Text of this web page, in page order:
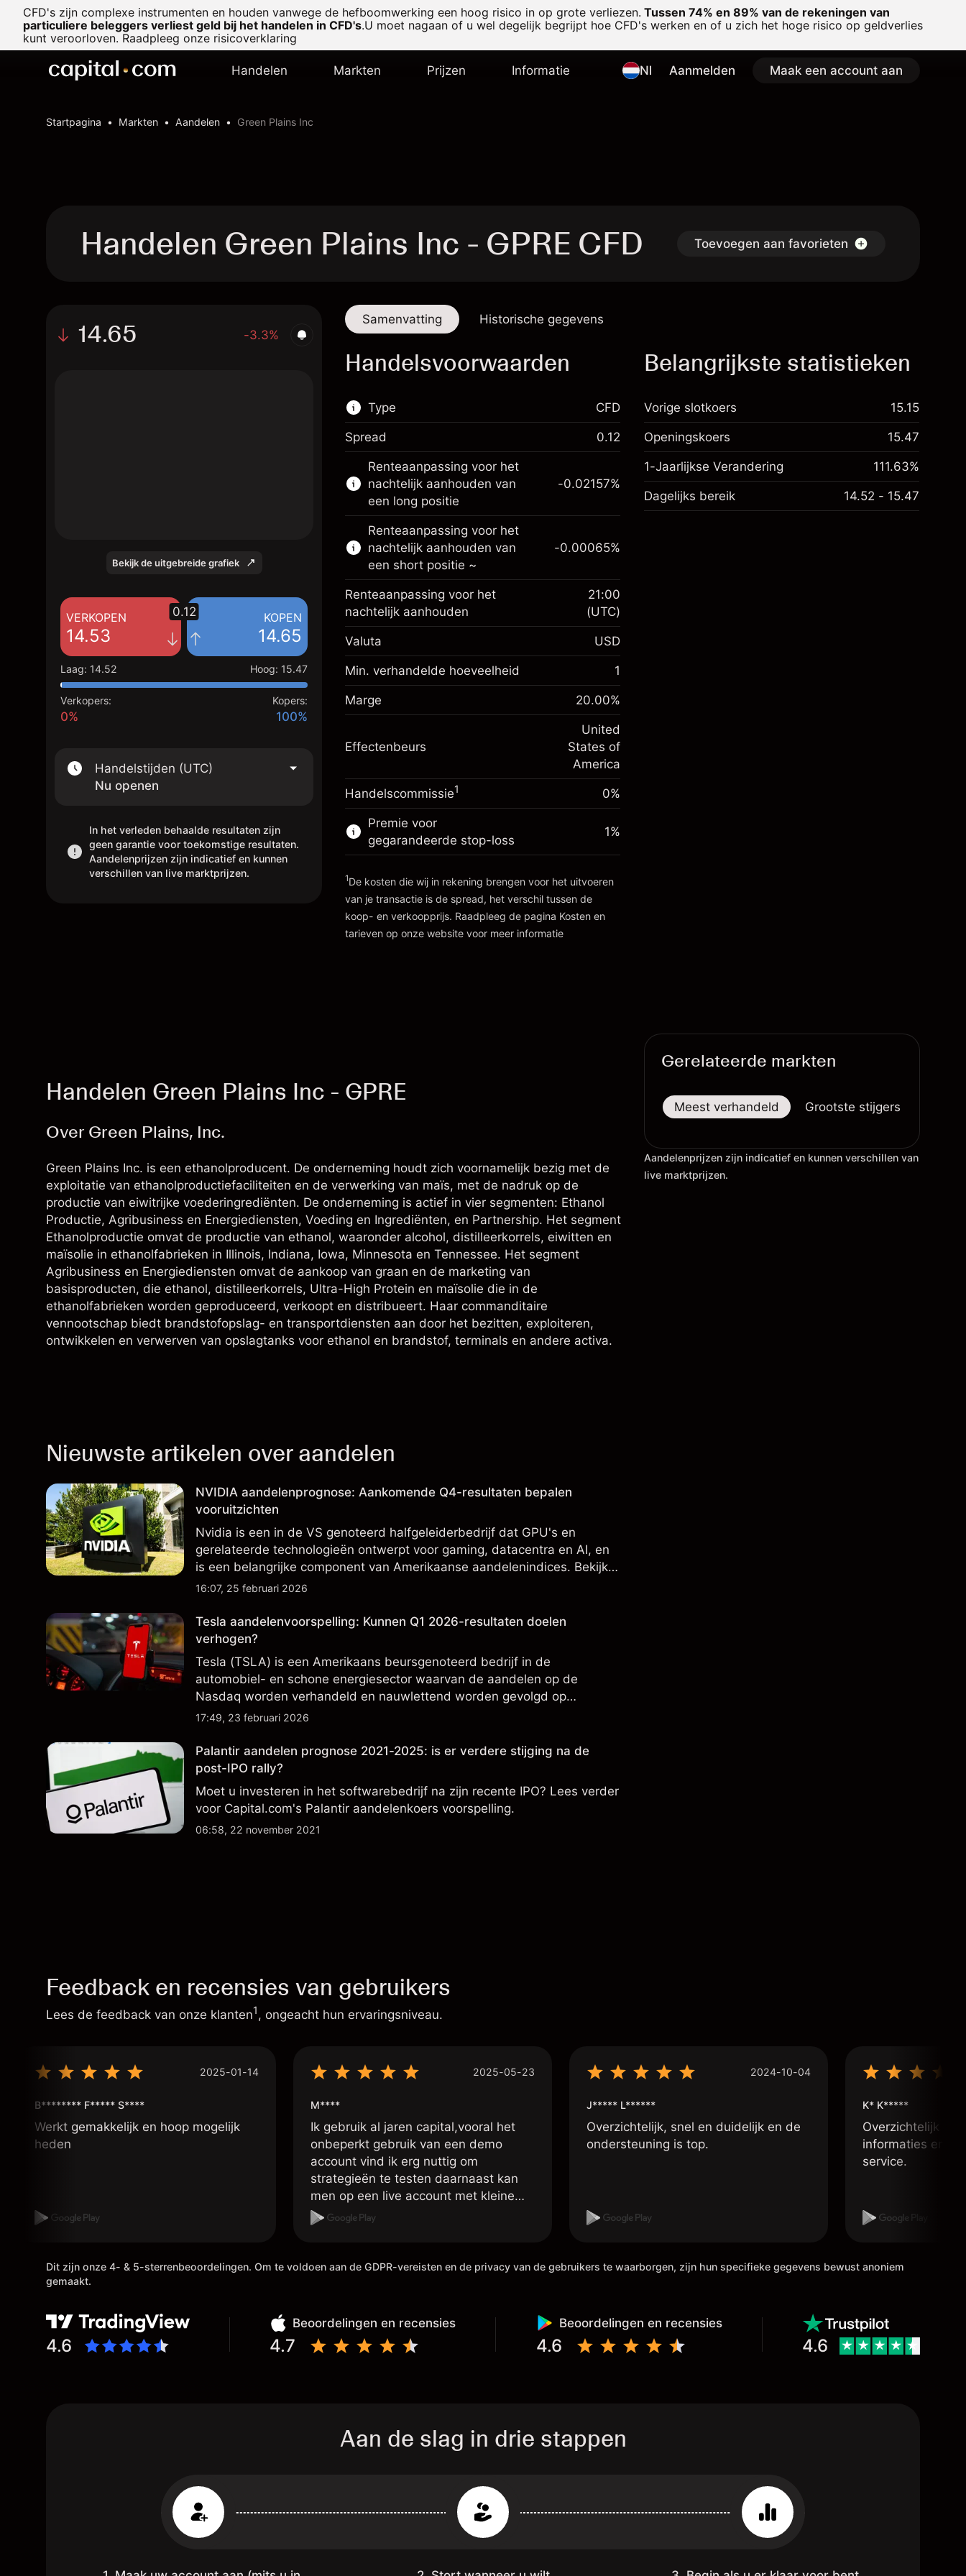
CFD's zijn complexe instrumenten en houden vanwege de hefboomwerking een hoog risico in op grote verliezen. Tussen 74% en 89% van de rekeningen van
particuliere beleggers verliest geld bij het handelen in CFD's.U moet nagaan of u wel degelijk begrijpt hoe CFD's werken en of u zich het hoge risico op geldverlies
kunt veroorloven. Raadpleeg onze risicoverklaring
Handelen Markten Prijzen Informatie Nl Aanmelden Maak een account aan
Startpagina Markten Aandelen Green Plains Inc
Handelen Green Plains Inc - GPRE CFD Toevoegen aan favorieten
14.65 -3.3%
Bekijk de uitgebreide grafiek
VERKOPEN
14.53
KOPEN
14.65
0.12
Laag: 14.52 Hoog: 15.47
Verkopers:
0%
Kopers:
100%
Handelstijden (UTC)
Nu openen
In het verleden behaalde resultaten zijn
geen garantie voor toekomstige resultaten.
Aandelenprijzen zijn indicatief en kunnen
verschillen van live marktprijzen.
Samenvatting Historische gegevens
Handelsvoorwaarden
Type
De handel in CFD's is beschikbaar op deze
markt.
Meer informatie over:
CFD's
CFD
Spread 0.12
Renteaanpassing voor het
nachtelijk aanhouden van
een long positie
$1,000.00
Renteaanpassing voor het
nachtelijk aanhouden
van de positie
-0.021568
Positiegrootte met hefboom ~
$5,000.00
Ga naar het platform
-0.02157%
Renteaanpassing voor het
nachtelijk aanhouden van
een short positie ~
Marge. Uw investering
$1,000.00
nachtelijk aanhouden
van de positie
-0.000654
Positiegrootte met hefboom ~$5,000.00
Bedrag van hefboom ~
-0.00065%
Renteaanpassing voor het
nachtelijk aanhouden
21:00
(UTC)
Valuta USD
Min. verhandelde hoeveelheid 1
Marge 20.00%
Effectenbeurs
United
States of
America
Handelscommissie1 0%
Premie voor
gegarandeerde stop-loss
1%
1De kosten die wij in rekening brengen voor het uitvoeren
van je transactie is de spread, het verschil tussen de
koop- en verkoopprijs. Raadpleeg de pagina Kosten en
tarieven op onze website voor meer informatie
Belangrijkste statistieken
Vorige slotkoers 15.15
Openingskoers 15.47
1-Jaarlijkse Verandering 111.63%
Dagelijks bereik 14.52 - 15.47
Handelen Green Plains Inc - GPRE
Over Green Plains, Inc.
Green Plains Inc. is een ethanolproducent. De onderneming houdt zich voornamelijk bezig met de
exploitatie van ethanolproductiefaciliteiten en de verwerking van maïs, met de nadruk op de
productie van eiwitrijke voederingrediënten. De onderneming is actief in vier segmenten: Ethanol
Productie, Agribusiness en Energiediensten, Voeding en Ingrediënten, en Partnership. Het segment
Ethanolproductie omvat de productie van ethanol, waaronder alcohol, distilleerkorrels, eiwitten en
maïsolie in ethanolfabrieken in Illinois, Indiana, Iowa, Minnesota en Tennessee. Het segment
Agribusiness en Energiediensten omvat de aankoop van graan en de marketing van
basisproducten, die ethanol, distilleerkorrels, Ultra-High Protein en maïsolie die in de
ethanolfabrieken worden geproduceerd, verkoopt en distribueert. Haar commanditaire
vennootschap biedt brandstofopslag- en transportdiensten aan door het bezitten, exploiteren,
ontwikkelen en verwerven van opslagtanks voor ethanol en brandstof, terminals en andere activa.
Nieuwste artikelen over aandelen
NVIDIA aandelenprognose: Aankomende Q4-resultaten bepalen
vooruitzichten
Nvidia is een in de VS genoteerd halfgeleiderbedrijf dat GPU's en
gerelateerde technologieën ontwerpt voor gaming, datacentra en AI, en
is een belangrijke component van Amerikaanse aandelenindices. Bekijk
externe NVDA-koersdoelen en technische analyse.
16:07, 25 februari 2026
Tesla aandelenvoorspelling: Kunnen Q1 2026-resultaten doelen
verhogen?
Tesla (TSLA) is een Amerikaans beursgenoteerd bedrijf in de
automobiel- en schone energiesector waarvan de aandelen op de
Nasdaq worden verhandeld en nauwlettend worden gevolgd op
winstprestaties, leveringsgegevens en ontwikkelingen in technologie en
17:49, 23 februari 2026
Palantir aandelen prognose 2021-2025: is er verdere stijging na de
post-IPO rally?
Moet u investeren in het softwarebedrijf na zijn recente IPO? Lees verder
voor Capital.com's Palantir aandelenkoers voorspelling.
06:58, 22 november 2021
Gerelateerde markten
Meest verhandeld Grootste stijgers
Aandelenprijzen zijn indicatief en kunnen verschillen van
live marktprijzen.
Feedback en recensies van gebruikers
Lees de feedback van onze klanten1, ongeacht hun ervaringsniveau.
2025-01-14
B******** F***** S****
Werkt gemakkelijk en hoop mogelijk
heden
2025-05-23
M****
Ik gebruik al jaren capital,vooral het
onbeperkt gebruik van een demo
account vind ik erg nuttig om
strategieën te testen daarnaast kan
men op een live account met kleine
posities handelen om zo ervaring op te
hefboom is handig ,tevens is het laten
staat het al op je eigen externe wallet
2024-10-04
J***** L******
Overzichtelijk, snel en duidelijk en de
ondersteuning is top.
K* K*****
Overzichtelijk
informaties en
service.
Dit zijn onze 4- & 5-sterrenbeoordelingen. Om te voldoen aan de GDPR-vereisten en de privacy van de gebruikers te waarborgen, zijn hun specifieke gegevens bewust anoniem
gemaakt.
4.6
Beoordelingen en recensies
4.7
Beoordelingen en recensies
4.6 4.6
Aan de slag in drie stappen